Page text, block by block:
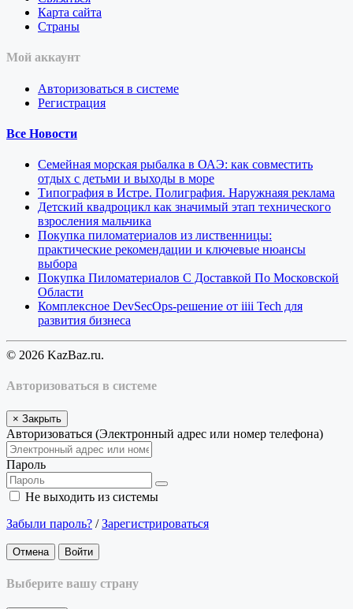
Карта сайта
Страны
Мой аккаунт
Авторизоваться в системе
Регистрация
Все Новости
Семейная морская рыбалка в ОАЭ: как совместить
отдых с детьми и выходы в море
Типография в Истре. Полиграфия. Наружнаяя реклама
Детский квадроцикл как значимый этап технического
взросления мальчика
Покупка пиломатериалов из лиственницы:
практические рекомендации и ключевые нюансы
выбора
Покупка Пиломатериалов С Доставкой По Московской
Области
Комплексное DevSecOps-решение от iiii Tech для
развития бизнеса
© 2026 KazBaz.ru.
Авторизоваться в системе
× Закрыть
Авторизоваться (Электронный адрес или номер телефона)
Пароль
Не выходить из системы
Забыли пароль? /Зарегистрироваться
Отмена Войти
Выберите вашу страну